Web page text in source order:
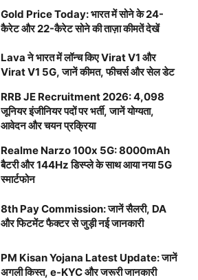
Gold Price Today: भारत में सोने के 24-
कैरेट और 22-कैरेट सोने की ताज़ा कीमतें देखें
Lava ने भारत में लॉन्च किए Virat V1 और
Virat V1 5G, जानें कीमत, फीचर्स और सेल डेट
RRB JE Recruitment 2026: 4,098
जूनियर इंजीनियर पदों पर भर्ती, जानें योग्यता,
आवेदन और चयन प्रक्रिया
Realme Narzo 100x 5G: 8000mAh
बैटरी और 144Hz डिस्प्ले के साथ आया नया 5G
स्मार्टफोन
8th Pay Commission: जानें सैलरी, DA
और फिटमेंट फैक्टर से जुड़ी नई जानकारी
PM Kisan Yojana Latest Update: जानें
अगली किस्त, e-KYC और जरूरी जानकारी